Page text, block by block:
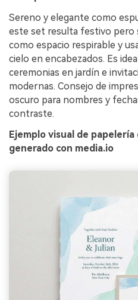
Sereno y elegante como
este set resulta festivo pero
como espacio respirable y
cielo en encabezados. Es
ceremonias en jardín e
modernas. Consejo de
oscuro para nombres y
contraste.
Ejemplo visual de papelería
generado con media.io